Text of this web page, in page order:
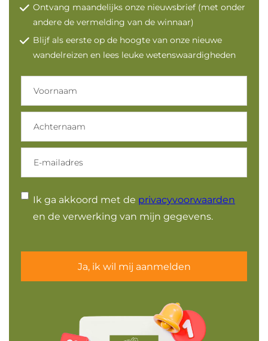
Ontvang maandelijks onze nieuwsbrief (met onder
andere de vermelding van de winnaar)
Blijf als eerste op de hoogte van onze nieuwe
wandelreizen en lees leuke wetenswaardigheden
Instemming
Ik ga akkoord met de privacyvoorwaarden
en de verwerking van mijn gegevens.